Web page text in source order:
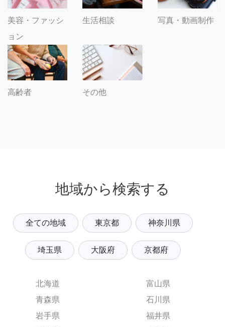
美容・ファッシ
ョン
生活相談 写真・動画制作
高齢者 その他
地域から検索する
全ての地域 東京都 神奈川県
埼玉県 大阪府 京都府
北海道
青森県
岩手県
富山県
石川県
福井県